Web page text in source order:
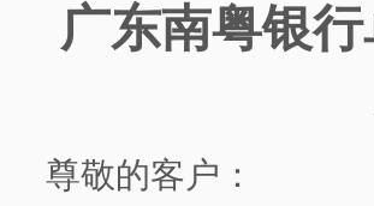
广东南粤银行
尊敬的客户：